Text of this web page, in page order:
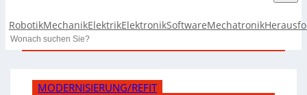
RobotikMechanikElektrikElektronikSoftwareMechatronik
Search
MODERNISIERUNG/REFIT